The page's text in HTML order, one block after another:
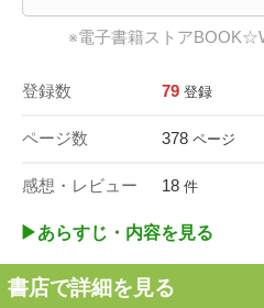
※電子書籍ストア
登録数 79 登録
ページ数 378 ページ
感想・レビュー 18 件
▶︎あらすじ・内容を見る
書店で詳細を見る